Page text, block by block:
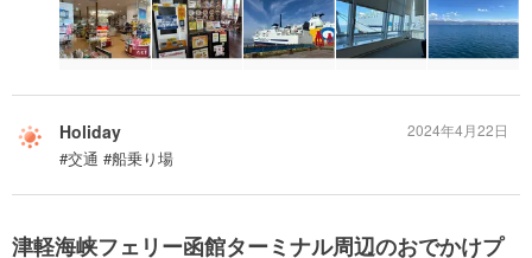
Holiday
#交通 #船乗り場
2024年4月22日
津軽海峡フェリー函館ターミナル周辺のおでかけプ